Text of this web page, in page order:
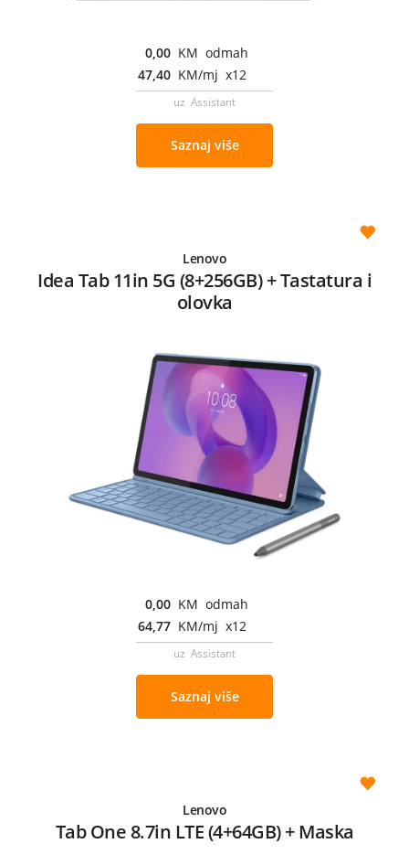
0,00 KM odmah
47,40 KM/mj x12
uz Assistant
Saznaj više
Lenovo
Idea Tab 11in 5G (8+256GB) + Tastatura i
olovka
0,00 KM odmah
64,77 KM/mj x12
uz Assistant
Saznaj više
Lenovo
Tab One 8.7in LTE (4+64GB) + Maska